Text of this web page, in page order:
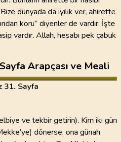
dünyada da iyilik ver, ahirette
koru” diyenler de vardır. İşte
vardır. Allah, hesabı pek çabuk
Arapçası ve Meali
31. Sayfa
ve tekbir getirin). Kim iki gün
dönerse, ona günah